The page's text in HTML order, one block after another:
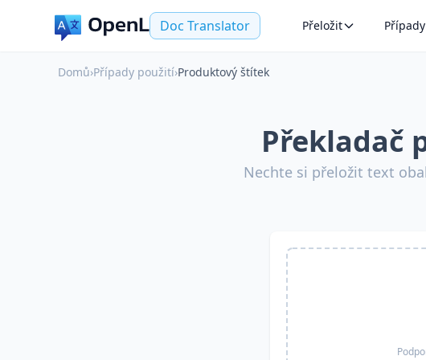
Doc Translator Přeložit
Domů›Případy použití›Produktový štítek
Překladač
Nechte si přeložit text